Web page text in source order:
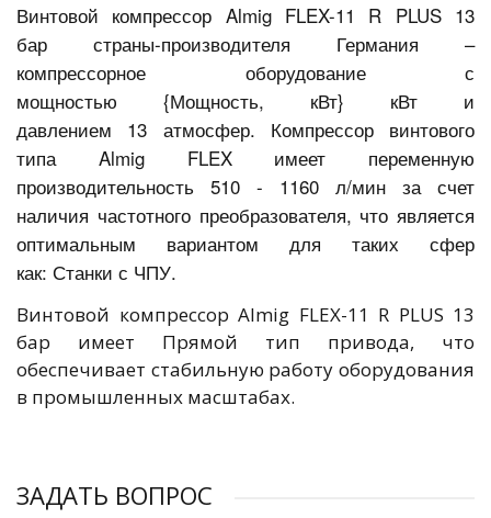
Винтовой компрессор Almig FLEX-11 R PLUS 13
бар страны-производителя Германия –
компрессорное оборудование с
мощностью {Мощность, кВт} кВт и
давлением 13 атмосфер. Компрессор винтового
типа Almig FLEX имеет переменную
производительность 510 - 1160 л/мин за счет
наличия частотного преобразователя, что является
оптимальным вариантом для таких сфер
как: Станки с ЧПУ.
Винтовой компрессор Almig FLEX-11 R PLUS 13
бар имеет Прямой тип привода, что
обеспечивает стабильную работу оборудования
в промышленных масштабах.
ЗАДАТЬ ВОПРОС